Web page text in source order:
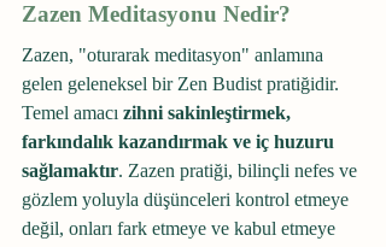
Zazen Meditasyonu Nedir?
Zazen, "oturarak meditasyon" anlamına
gelen geleneksel bir Zen Budist pratiğidir.
Temel amacı zihni sakinleştirmek,
farkındalık kazandırmak ve iç huzuru
sağlamaktır. Zazen pratiği, bilinçli nefes ve
gözlem yoluyla düşünceleri kontrol etmeye
değil, onları fark etmeye ve kabul etmeye